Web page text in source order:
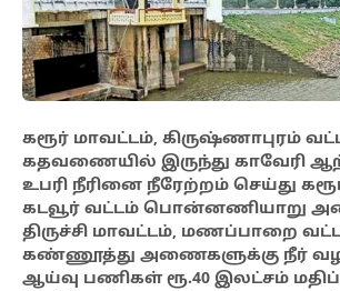
கரூர் மாவட்டம், கிருஷ்ணாபுரம்
கதவணையில் இருந்து காவேரி
உபரி நீரினை நீரேற்றம் செய்து
கடவூர் வட்டம் பொன்னணியாறு
திருச்சி மாவட்டம், மணப்பாறை
கண்ணூத்து அணைகளுக்கு நீர்
ஆய்வு பணிகள் ரூ.40 இலட்சம்